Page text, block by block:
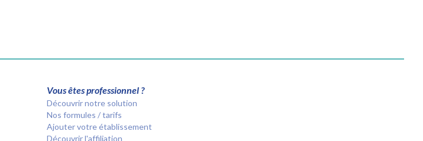
Vous êtes professionnel ?
Découvrir notre solution
Nos formules / tarifs
Ajouter votre établissement
Découvrir l'affiliation